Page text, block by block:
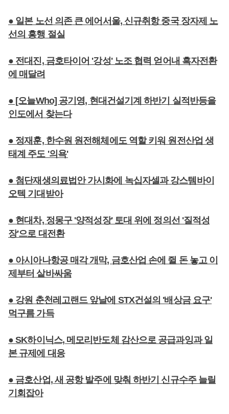
● 일본 노선 의존 큰 에어서울, 신규취항 중국 장자제 노
선의 흥행 절실
● 전대진, 금호타이어 '강성' 노조 협력 얻어내 흑자전환
에 매달려
● [오늘Who] 공기영, 현대건설기계 하반기 실적반등을
인도에서 찾는다
● 정재훈, 한수원 원전해체에도 역할 키워 원전산업 생
태계 주도 '의욕'
● 첨단재생의료법안 가시화에 녹십자셀과 강스템바이
오텍 기대받아
● 현대차, 정몽구 '양적성장' 토대 위에 정의선 '질적성
장'으로 대전환
● 아시아나항공 매각 개막, 금호산업 손에 쥘 돈 놓고 이
제부터 샅바싸움
● 강원 춘천레고랜드 앞날에 STX건설의 '배상금 요구'
먹구름 가득
● SK하이닉스, 메모리반도체 감산으로 공급과잉과 일
본 규제에 대응
● 금호산업, 새 공항 발주에 맞춰 하반기 신규수주 늘릴
기회잡아